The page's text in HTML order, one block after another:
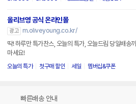
올리브영 공식 온라인몰
광고
m.oliveyoung.co.kr/
딱! 하루만 특가찬스, 오늘의 특가, 오늘드림 당일배송
마세요!
오늘의 특가 첫구매 할인 세일 멤버십&쿠폰
빠른배송 안내